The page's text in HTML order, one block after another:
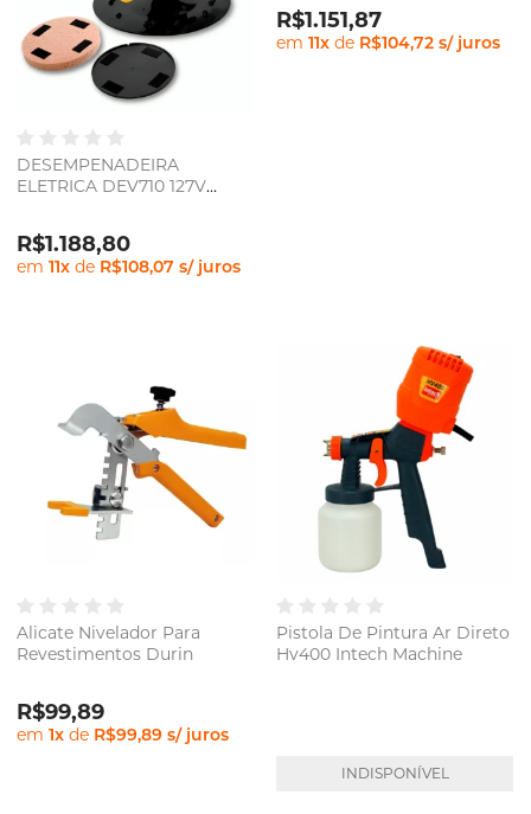
DESEMPENADEIRA
ELETRICA DEV710 127V
R$1.188,80
em11x de R$108,07 s/ juros
R$1.151,87
em11x de R$104,72 s/ juros
Alicate Nivelador Para
Revestimentos Durin
R$99,89
em1x de R$99,89 s/ juros
Pistola De Pintura Ar Direto
Hv400 Intech Machine
INDISPONÍVEL